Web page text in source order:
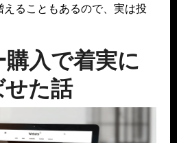
ることもあるので、実は投
入で着実に
た話